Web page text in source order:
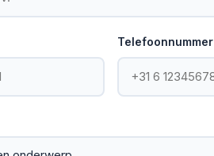
Telefoonnummer